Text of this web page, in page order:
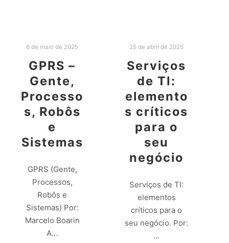
6 de maio de 2025
GPRS –
Gente,
Processo
s, Robôs
e
Sistemas
GPRS (Gente,
Processos,
Robôs e
Sistemas) Por:
Marcelo Boarin
A…
25 de abril de 2025
Serviços
de TI:
elemento
s críticos
para o
seu
negócio
Serviços de TI:
elementos
críticos para o
seu negócio. Por:
…